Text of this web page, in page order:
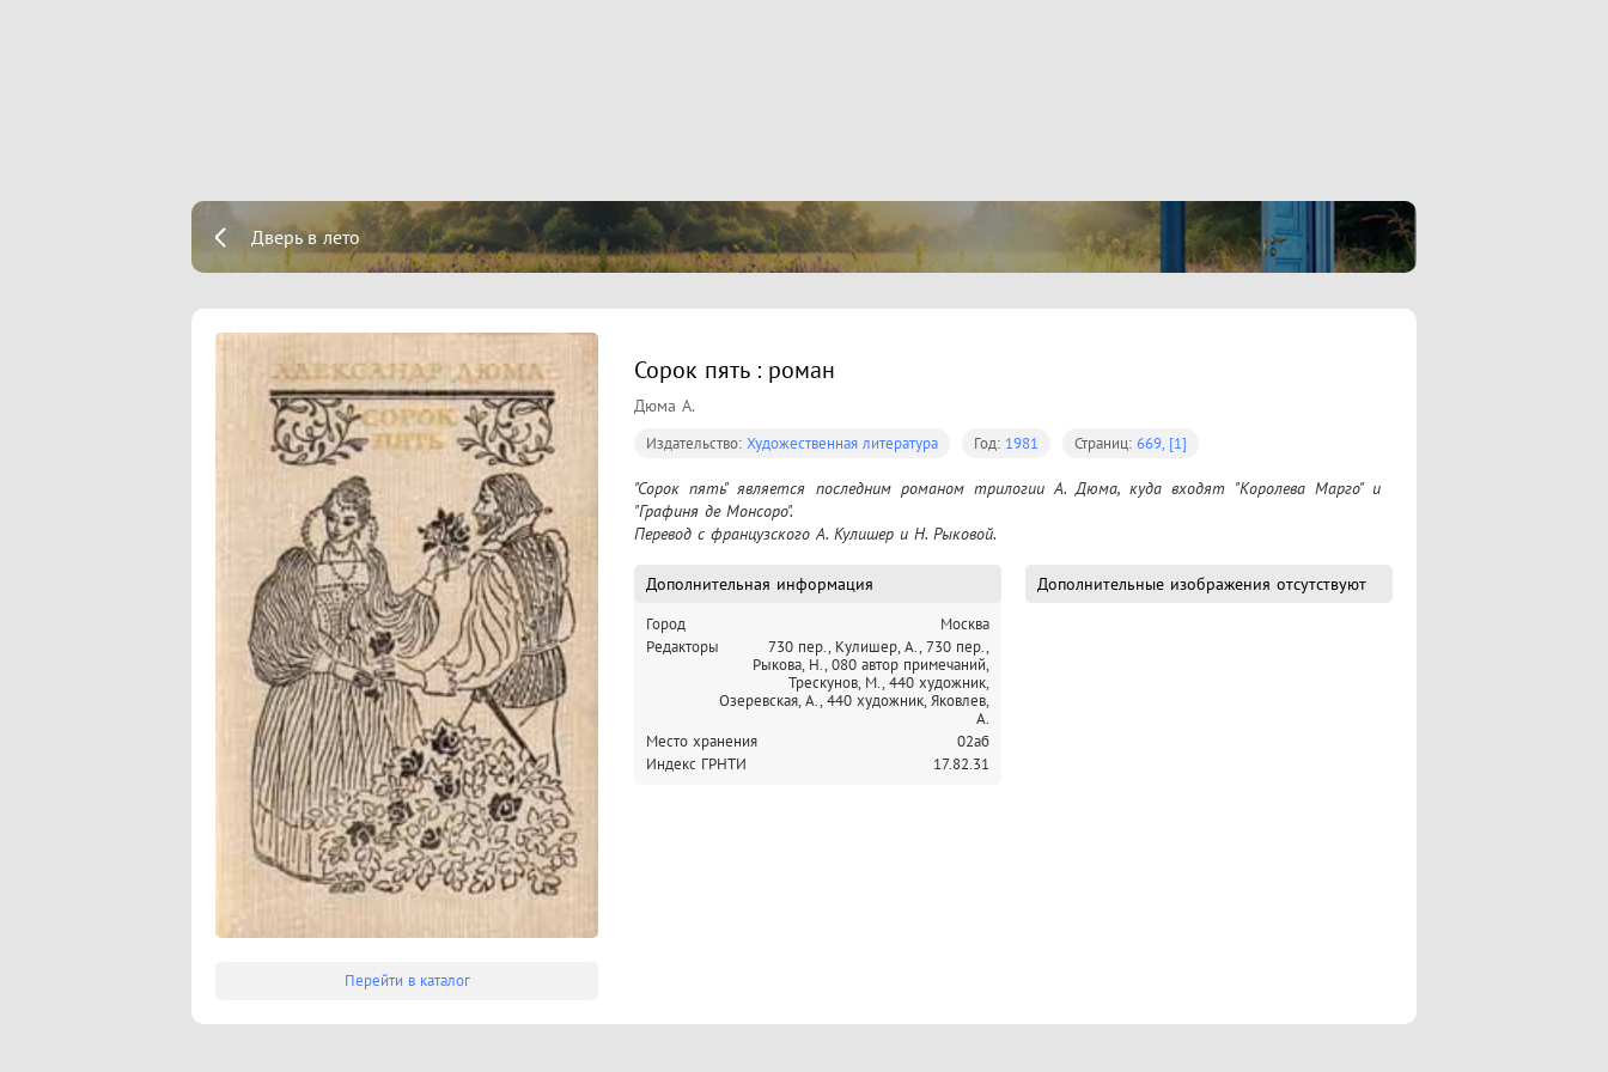
Дверь в лето
Перейти в каталог
Сорок пять : роман
Дюма А.
Издательство: Художественная литература Год: 1981 Страниц: 669, [1]
"Сорок пять" является последним романом трилогии А. Дюма, куда входят "Королева Марго" и
"Графиня де Монсоро".
Перевод с французского А. Кулишер и Н. Рыковой.
Дополнительная информация
Город
Москва
Редакторы
730 пер., Кулишер, А., 730 пер.,
Рыкова, Н., 080 автор примечаний,
Трескунов, М., 440 художник,
Озеревская, А., 440 художник, Яковлев,
А.
Место хранения
02аб
Индекс ГРНТИ
17.82.31
Дополнительные изображения отсутствуют